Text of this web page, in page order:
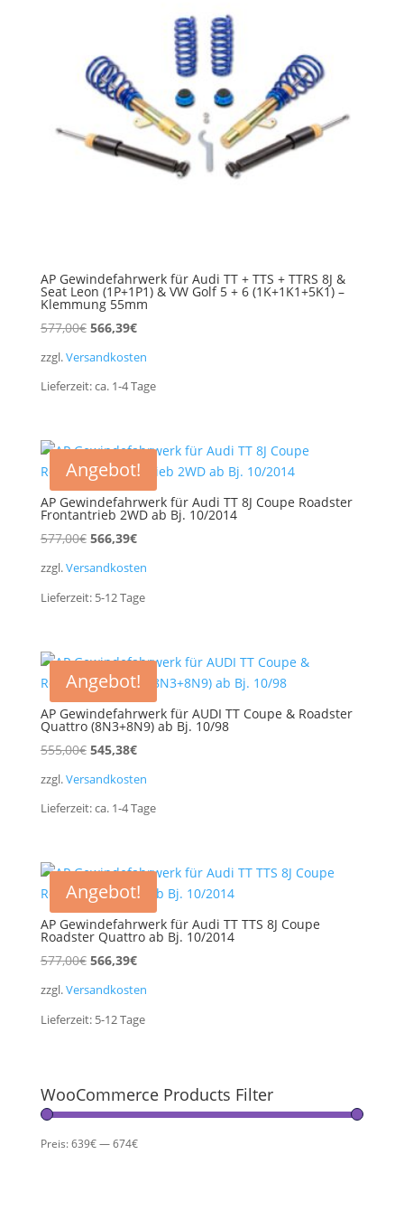
AP Gewindefahrwerk für Audi TT + TTS + TTRS 8J &
Seat Leon (1P+1P1) & VW Golf 5 + 6 (1K+1K1+5K1) –
Klemmung 55mm
577,00€ Ursprünglicher
577,00€
566,39€Aktueller
566,39€.
zzgl.Versandkosten
Lieferzeit:ca. 1-4Tage
Angebot!
AP Gewindefahrwerk für Audi TT 8J Coupe Roadster
Frontantrieb 2WD ab Bj. 10/2014
577,00€ Ursprünglicher
577,00€
566,39€Aktueller
566,39€.
zzgl.Versandkosten
Lieferzeit: 5-12Tage
Angebot!
AP Gewindefahrwerk für AUDI TT Coupe & Roadster
Quattro (8N3+8N9) ab Bj. 10/98
555,00€ Ursprünglicher
555,00€
545,38€Aktueller
545,38€.
zzgl.Versandkosten
Lieferzeit:ca. 1-4Tage
Angebot!
AP Gewindefahrwerk für Audi TT TTS 8J Coupe
Roadster Quattro ab Bj. 10/2014
577,00€ Ursprünglicher
577,00€
566,39€Aktueller
566,39€.
zzgl.Versandkosten
Lieferzeit: 5-12Tage
WooCommerce Products Filter
Preis:639€—674€